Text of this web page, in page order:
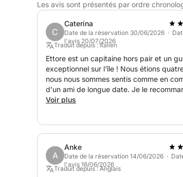
Les avis sont présentés par ordre
C
Caterina
Date de la réservation 30/06/2026 ·
l'avis 20/07/2026
Traduit depuis : Italien
Ettore est un capitaine hors pair et un
exceptionnel sur l'île ! Nous étions
nous nous sommes sentis comme en
d'un ami de longue date. Je le
vivement : il est très serviable et très
Voir plus
A
Anke
Date de la réservation 14/06/2026 ·
l'avis 16/06/2026
Traduit depuis : Anglais